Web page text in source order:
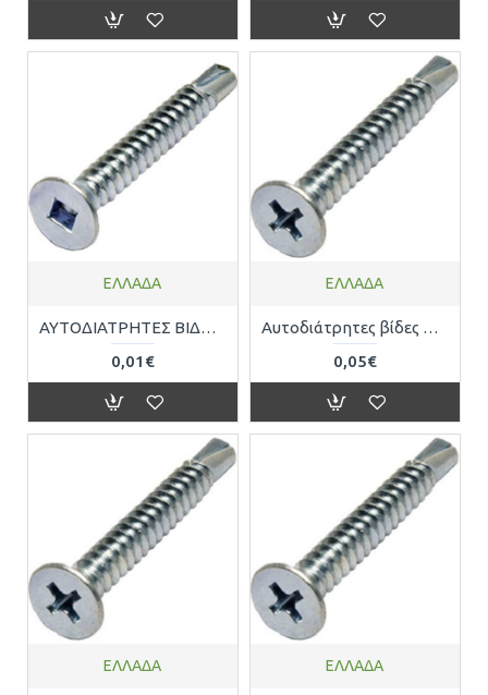
ΕΛΛΑΔΑ
ΑΥΤΟΔΙΑΤΡΗΤΕΣ ΒΙΔΕΣ ΜΕ ΤΕΤΡΑΓΩΝΟ ΚΕΦΑΛΙ 7982642016
0,01€
ΕΛΛΑΔΑ
Αυτοδιάτρητες βίδες σταυρού 4.2 x 19 mm 7981442190
0,05€
ΕΛΛΑΔΑ ΕΛΛΑΔΑ